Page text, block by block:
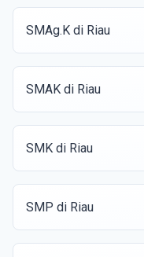
SMAg.K di Riau
SMAK di Riau
SMK di Riau
SMP di Riau